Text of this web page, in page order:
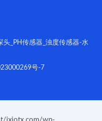
_PH传感器_浊度传感器-水
号-7